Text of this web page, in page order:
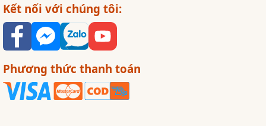
Kết nối với chúng tôi:
Phương thức thanh toán